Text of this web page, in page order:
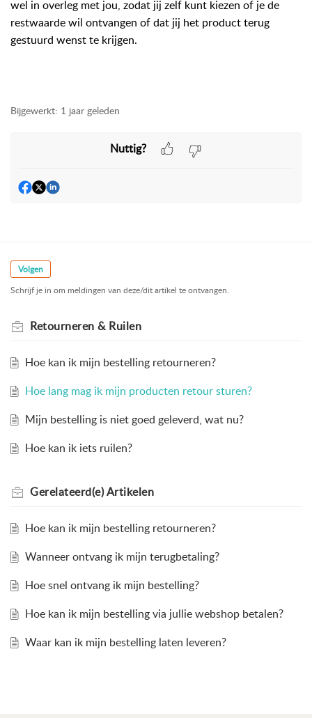
wel in overleg met jou, zodat jij zelf kunt kiezen of je de
restwaarde wil ontvangen of dat jij het product terug
gestuurd wenst te krijgen.
Bijgewerkt: 1 jaar geleden
Nuttig?
Volgen
Schrijf je in om meldingen van deze/dit artikel te ontvangen.
Retourneren & Ruilen
Hoe kan ik mijn bestelling retourneren?
Hoe lang mag ik mijn producten retour sturen?
Mijn bestelling is niet goed geleverd, wat nu?
Hoe kan ik iets ruilen?
Gerelateerd(e)Artikelen
Hoe kan ik mijn bestelling retourneren?
Wanneer ontvang ik mijn terugbetaling?
Hoe snel ontvang ik mijn bestelling?
Hoe kan ik mijn bestelling via jullie webshop betalen?
Waar kan ik mijn bestelling laten leveren?